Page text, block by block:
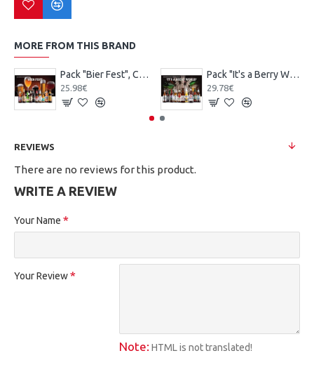
MORE FROM THIS BRAND
Pack "Bier Fest", Cervezas Alemanas 10 botellas
25.98€
Pack "It's a Berry World", Cervezas Internacionales 10 botellas
29.78€
REVIEWS
There are no reviews for this product.
WRITE A REVIEW
Your Name
Your Review
Note: HTML is not translated!